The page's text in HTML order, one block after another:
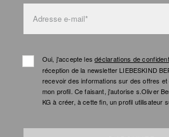
Adresse e-mail*
Oui, j'accepte lesdéclarations de
réception de la newsletter LIEBESKIND
recevoir des informations sur des offres
mon profil. Ce faisant, j'autorise s.Oliver
KG à créer, à cette fin, un profil utilisateur